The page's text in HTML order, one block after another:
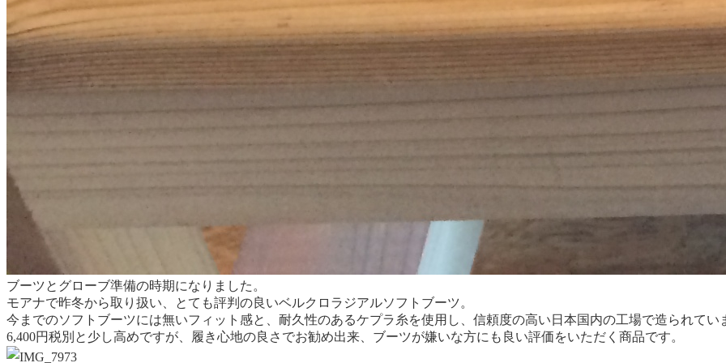
ブーツとグローブ準備の時期になりました。
モアナで昨冬から取り扱い、とても評判の良いベルクロラジアルソフトブーツ。
今までのソフトブーツには無いフィット感と、耐久性のあるケプラ糸を使用し、信頼度の高い日本国内の工場で造られてい
6,400円税別と少し高めですが、履き心地の良さでお勧め出来、ブーツが嫌いな方にも良い評価をいただく商品です。